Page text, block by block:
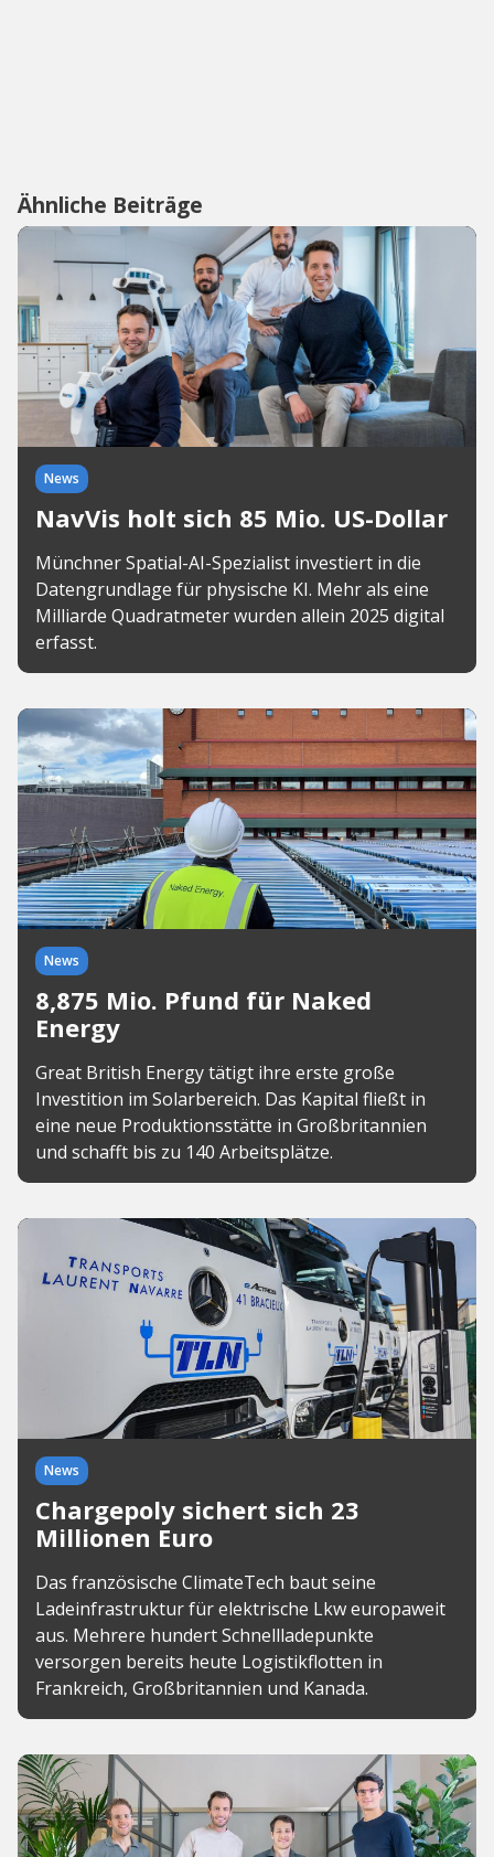
Ähnliche Beiträge
News
NavVis holt sich 85 Mio. US-Dollar
Münchner Spatial-AI-Spezialist investiert in die
Datengrundlage für physische KI. Mehr als eine
Milliarde Quadratmeter wurden allein 2025 digital
erfasst.
News
8,875 Mio. Pfund für Naked
Energy
Great British Energy tätigt ihre erste große
Investition im Solarbereich. Das Kapital fließt in
eine neue Produktionsstätte in Großbritannien
und schafft bis zu 140 Arbeitsplätze.
News
Chargepoly sichert sich 23
Millionen Euro
Das französische ClimateTech baut seine
Ladeinfrastruktur für elektrische Lkw europaweit
aus. Mehrere hundert Schnellladepunkte
versorgen bereits heute Logistikflotten in
Frankreich, Großbritannien und Kanada.